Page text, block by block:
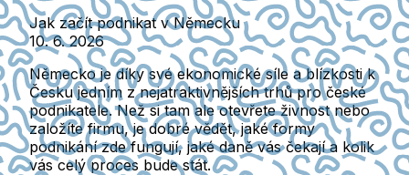
Jak začít podnikat v Německu
10. 6. 2026
Německo je díky své ekonomické síle a blízkosti k
Česku jedním z nejatraktivnějších trhů pro české
podnikatele. Než si tam ale otevřete živnost nebo
založíte firmu, je dobré vědět, jaké formy
podnikání zde fungují, jaké daně vás čekají a kolik
vás celý proces bude stát.